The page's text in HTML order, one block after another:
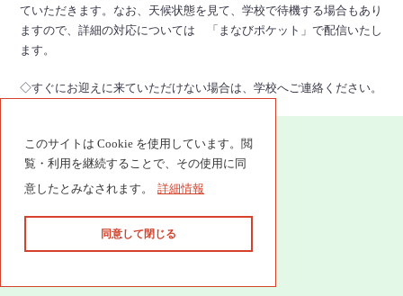
このサイトは Cookie を使用しています。閲
覧・利用を継続することで、その使用に同
意したとみなされます。 詳細情報
同意して閉じる
ていただきます。なお、天候状態を見て、学校で待機する場合もあり
ますので、詳細の対応については 「まなびポケット」で配信いたし
ます。
◇すぐにお迎えに来ていただけない場合は、学校へご連絡ください。
〒648-0101 和歌山県伊都郡九度山町九度山1077